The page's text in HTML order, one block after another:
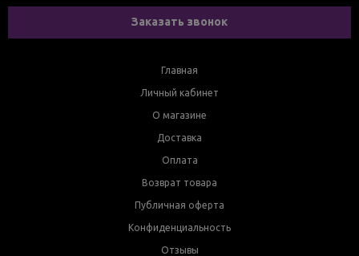
Заказать звонок
Главная
Личный кабинет
О магазине
Доставка
Оплата
Возврат товара
Публичная оферта
Конфиденциальность
Отзывы